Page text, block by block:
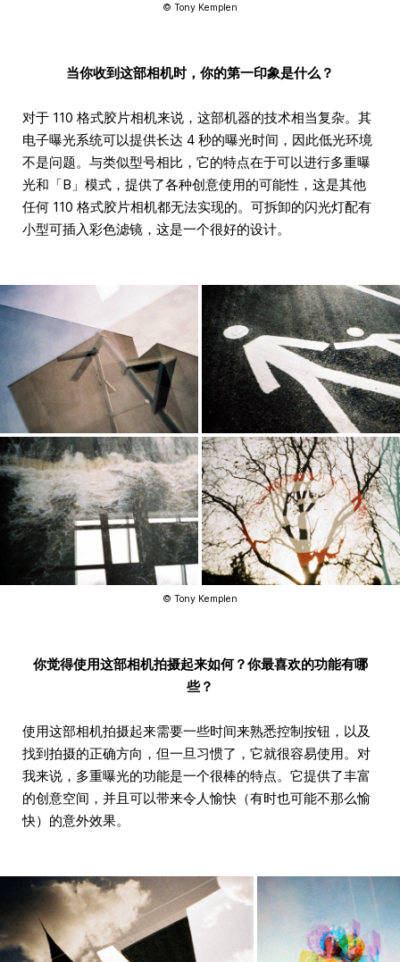
© Tony Kemplen
当你收到这部相机时，你的第一印象是什么？
对于 110 格式胶片相机来说，这部机器的技术相当复杂。其
电子曝光系统可以提供长达 4 秒的曝光时间，因此低光环境
不是问题。与类似型号相比，它的特点在于可以进行多重曝
光和「B」模式，提供了各种创意使用的可能性，这是其他
任何 110 格式胶片相机都无法实现的。可拆卸的闪光灯配有
小型可插入彩色滤镜，这是一个很好的设计。
© Tony Kemplen
你觉得使用这部相机拍摄起来如何？你最喜欢的功能有哪
些？
使用这部相机拍摄起来需要一些时间来熟悉控制按钮，以及
找到拍摄的正确方向，但一旦习惯了，它就很容易使用。对
我来说，多重曝光的功能是一个很棒的特点。它提供了丰富
的创意空间，并且可以带来令人愉快（有时也可能不那么愉
快）的意外效果。